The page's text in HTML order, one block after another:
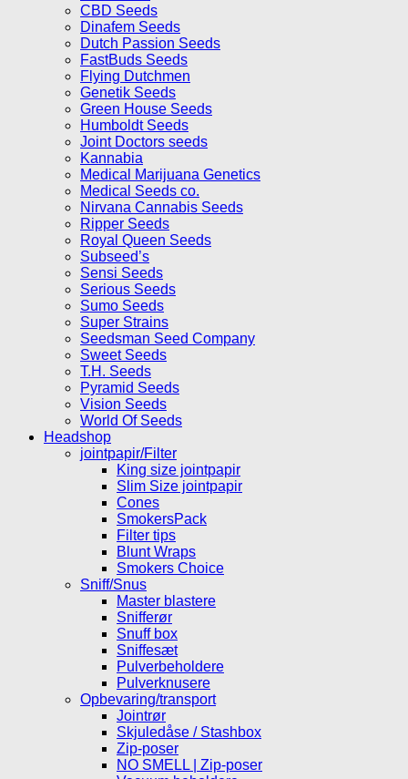
CBD Seeds
Dinafem Seeds
Dutch Passion Seeds
FastBuds Seeds
Flying Dutchmen
Genetik Seeds
Green House Seeds
Humboldt Seeds
Joint Doctors seeds
Kannabia
Medical Marijuana Genetics
Medical Seeds co.
Nirvana Cannabis Seeds
Ripper Seeds
Royal Queen Seeds
Subseed’s
Sensi Seeds
Serious Seeds
Sumo Seeds
Super Strains
Seedsman Seed Company
Sweet Seeds
T.H. Seeds
Pyramid Seeds
Vision Seeds
World Of Seeds
Headshop
jointpapir/Filter
King size jointpapir
Slim Size jointpapir
Cones
SmokersPack
Filter tips
Blunt Wraps
Smokers Choice
Sniff/Snus
Master blastere
Snifferør
Snuff box
Sniffesæt
Pulverbeholdere
Pulverknusere
Opbevaring/transport
Jointrør
Skjuledåse / Stashbox
Zip-poser
NO SMELL | Zip-poser